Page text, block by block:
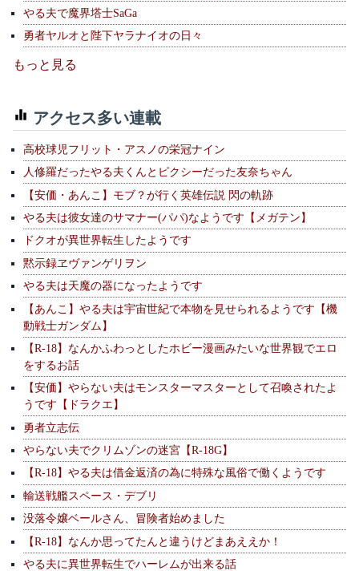
やる夫で魔界塔士SaGa
勇者ヤルオと陛下ヤラナイオの日々
もっと見る
アクセス多い連載
高校球児フリット・アスノの栄冠ナイン
人修羅だったやる夫くんとピクシーだった友奈ちゃん
【安価・あんこ】モブ？が行く英雄伝説 閃の軌跡
やる夫は彼女達のサマナー(パパ)なようです【メガテン】
ドクオが異世界転生したようです
黙示録ヱヴァンゲリヲン
やる夫は天魔の器になったようです
【あんこ】やる夫は宇宙世紀で本物を見せられるようです【機
動戦士ガンダム】
【R-18】なんかふわっとしたホビー漫画みたいな世界観でエロ
をするお話
【安価】やらない夫はモンスターマスターとして召喚されたよ
うです【ドラクエ】
勇者立志伝
やらない夫でクリムゾンの迷宮【R-18G】
【R-18】やる夫は借金返済の為に特殊な風俗で働くようです
輸送戦艦スペース・デブリ
没落令嬢ベールさん、冒険者始めました
【R-18】なんか思ってたんと違うけどまあええか！
やる夫に異世界転生でハーレムが出来る話